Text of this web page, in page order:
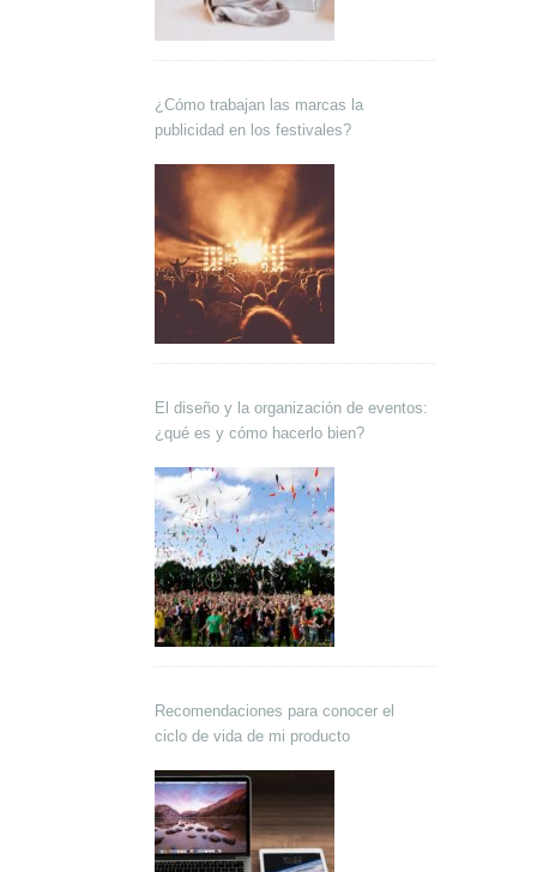
¿Cómo trabajan las marcas la
publicidad en los festivales?
El diseño y la organización de eventos:
¿qué es y cómo hacerlo bien?
Recomendaciones para conocer el
ciclo de vida de mi producto